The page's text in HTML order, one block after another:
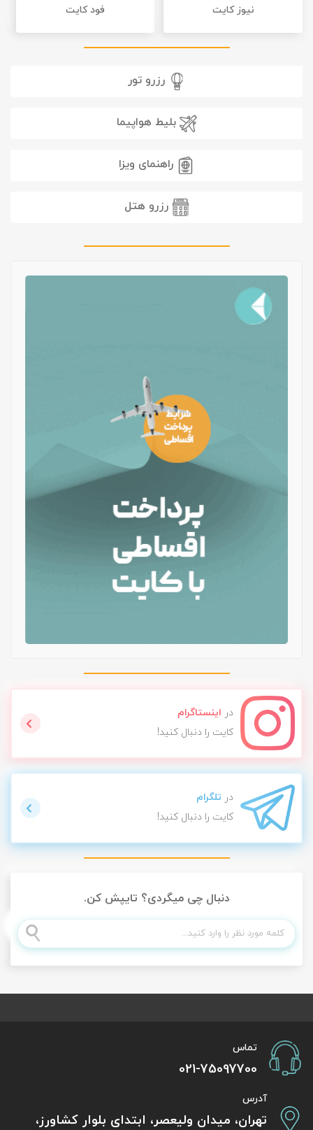
نیوز کایت فود کایت
رزرو تور
بلیط هواپیما
راهنمای ویزا
رزرو هتل
در اینستاگرام
کایت را دنبال کنید!
در تلگرام
کایت را دنبال کنید!
دنبال چی میگردی؟ تایپش کن.
تماس
021-75097700
آدرس
تهران، میدان ولیعصر، ابتدای بلوار کشاورز،